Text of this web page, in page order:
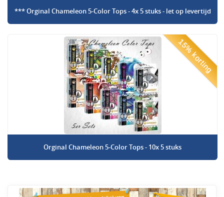
*** Orginal Chameleon 5-Color Tops - 4x 5 stuks - let op levertijd
15% korting
Orginal Chameleon 5-Color Tops - 10x 5 stuks